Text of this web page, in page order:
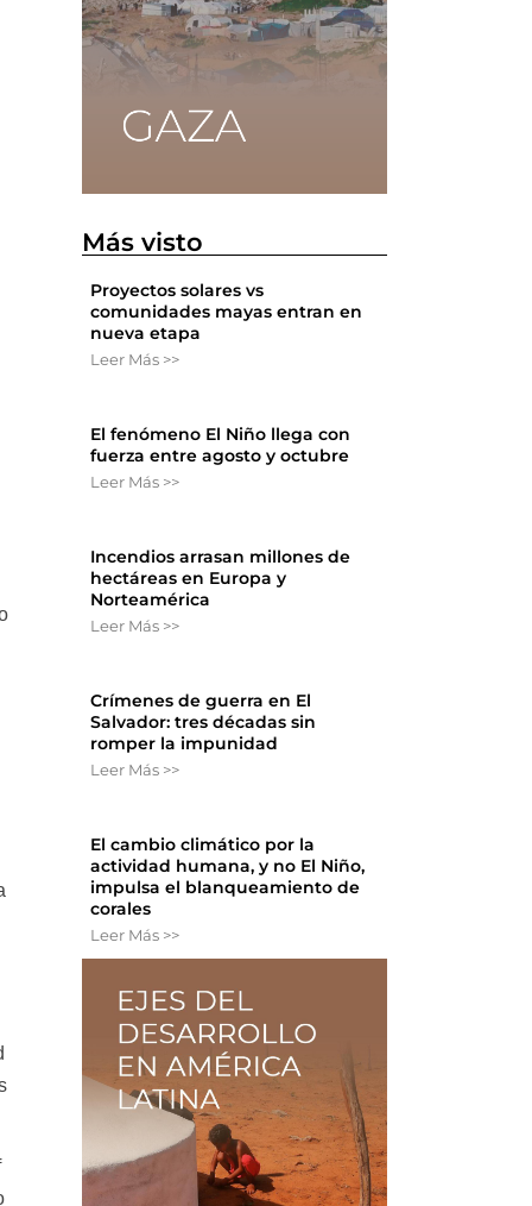
Más visto
Proyectos solares vs
comunidades mayas entran en
nueva etapa
Leer Más >>
El fenómeno El Niño llega con
fuerza entre agosto y octubre
Leer Más >>
Incendios arrasan millones de
hectáreas en Europa y
Norteamérica
Leer Más >>
Crímenes de guerra en El
Salvador: tres décadas sin
romper la impunidad
Leer Más >>
El cambio climático por la
actividad humana, y no El Niño,
impulsa el blanqueamiento de
corales
Leer Más >>